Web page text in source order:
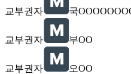
교부권자 국
교부권자 부OO
교부권자 오OO